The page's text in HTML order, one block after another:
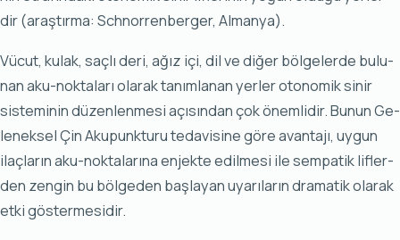
dir (araş­tır­ma: Schnor­ren­ber­ger, Al­man­ya).
Vü­cut, ku­lak, saç­lı de­ri, ağız içi, dil ve di­ğer böl­ge­ler­de bu­lu­
nan aku-nok­ta­la­rı ola­rak ta­nım­la­nan yer­ler oto­no­mik si­nir
sis­te­mi­nin dü­zen­len­me­si açı­sın­dan çok önem­li­dir. Bu­nun Ge­
le­nek­sel Çin Aku­punk­tu­ru te­da­vi­si­ne gö­re avan­ta­jı, uy­gun
ilaç­la­rın aku-nok­ta­la­rı­na en­jek­te edil­me­si ile sem­pa­tik lif­ler­
den zen­gin bu böl­ge­den baş­la­yan uya­rı­la­rın dra­ma­tik ola­rak
et­ki gös­ter­me­si­dir.